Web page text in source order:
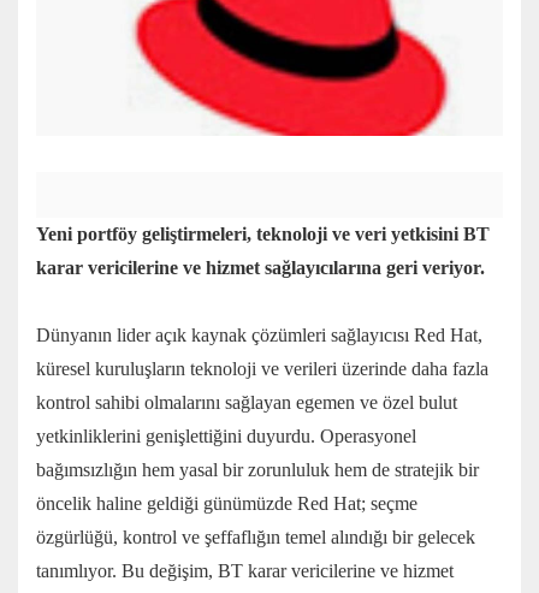
Yeni portföy geliştirmeleri, teknoloji ve veri yetkisini BT
karar vericilerine ve hizmet sağlayıcılarına geri veriyor.
Dünyanın lider açık kaynak çözümleri sağlayıcısı Red Hat,
küresel kuruluşların teknoloji ve verileri üzerinde daha fazla
kontrol sahibi olmalarını sağlayan egemen ve özel bulut
yetkinliklerini genişlettiğini duyurdu. Operasyonel
bağımsızlığın hem yasal bir zorunluluk hem de stratejik bir
öncelik haline geldiği günümüzde Red Hat; seçme
özgürlüğü, kontrol ve şeffaflığın temel alındığı bir gelecek
tanımlıyor. Bu değişim, BT karar vericilerine ve hizmet